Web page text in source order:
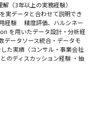
解（3年以上の実務経験）
実データと合わせて説明でき
経験 精度評価、ハルシネー
を用いたデータ設計・分析経
データソース統合・データモ
た実績（コンサル・事業会社
のディスカッション経験 ・抽